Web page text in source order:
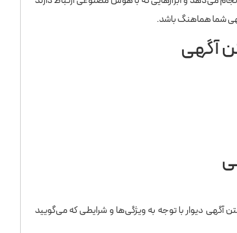
آگهی شما هماهنگ باشد.
آگهی
آگهی دیوار با توجه به ویژگی‌ها و شرایطی که می‌گویید